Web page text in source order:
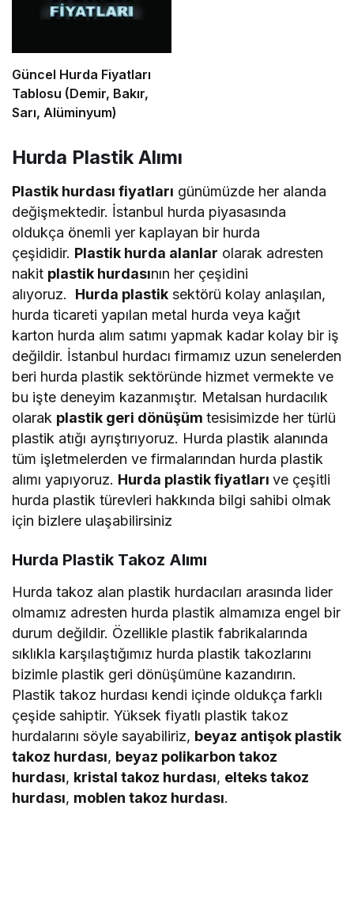
Güncel Hurda Fiyatları
Tablosu (Demir, Bakır,
Sarı, Alüminyum)
Hurda Plastik Alımı
Plastik hurdası fiyatları günümüzde her alanda
değişmektedir. İstanbul hurda piyasasında
oldukça önemli yer kaplayan bir hurda
çeşididir. Plastik hurda alanlar olarak adresten
nakit plastik hurdasının her çeşidini
alıyoruz. Hurda plastik sektörü kolay anlaşılan,
hurda ticareti yapılan metal hurda veya kağıt
karton hurda alım satımı yapmak kadar kolay bir iş
değildir. İstanbul hurdacı firmamız uzun senelerden
beri hurda plastik sektöründe hizmet vermekte ve
bu işte deneyim kazanmıştır. Metalsan hurdacılık
olarak plastik geri dönüşümtesisimizde her türlü
plastik atığı ayrıştırıyoruz. Hurda plastik alanında
tüm işletmelerden ve firmalarından hurda plastik
alımı yapıyoruz. Hurda plastik fiyatlarıve çeşitli
hurda plastik türevleri hakkında bilgi sahibi olmak
için bizlere ulaşabilirsiniz
Hurda Plastik Takoz Alımı
Hurda takoz alan plastik hurdacıları arasında lider
olmamız adresten hurda plastik almamıza engel bir
durum değildir. Özellikle plastik fabrikalarında
sıklıkla karşılaştığımız hurda plastik takozlarını
bizimle plastik geri dönüşümüne kazandırın.
Plastik takoz hurdası kendi içinde oldukça farklı
çeşide sahiptir. Yüksek fiyatlı plastik takoz
hurdalarını söyle sayabiliriz, beyaz antişok plastik
takoz hurdası, beyaz polikarbon takoz
hurdası, kristal takoz hurdası, elteks takoz
hurdası, moblen takoz hurdası.